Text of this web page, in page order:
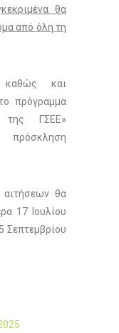
θα
από όλη τη
καθώς και
πρόγραμμα
της ΓΣΕΕ»
πρόσκληση
θα
17 Ιουλίου
Σεπτεμβρίου